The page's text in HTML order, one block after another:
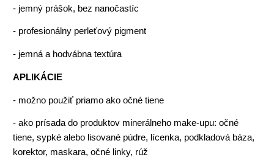
- jemný prášok, bez nanočastíc
- profesionálny perleťový pigment
- jemná a hodvábna textúra
APLIKÁCIE
- možno použiť priamo ako očné tiene
- ako prísada do produktov minerálneho make-upu: očné
tiene, sypké alebo lisované púdre, lícenka, podkladová báza,
korektor, maskara, očné linky, rúž